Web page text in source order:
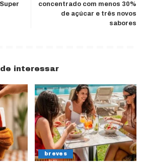
concentrado com menos 30%
de açúcar e três novos
sabores
interessar
breves